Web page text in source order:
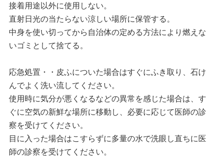
接着用途以外に使用しない。
直射日光の当たらない涼しい場所に保管する。
中身を使い切ってから自治体の定める方法により燃えな
いゴミとして捨てる。
応急処置・・皮ふについた場合はすぐにふき取り、石け
んでよく洗い流してください。
使用時に気分が悪くなるなどの異常を感じた場合は、す
ぐに空気の新鮮な場所に移動し、必要に応じて医師の診
察を受けてください。
目に入った場合はこすらずに多量の水で洗眼し直ちに医
師の診察を受けてください。